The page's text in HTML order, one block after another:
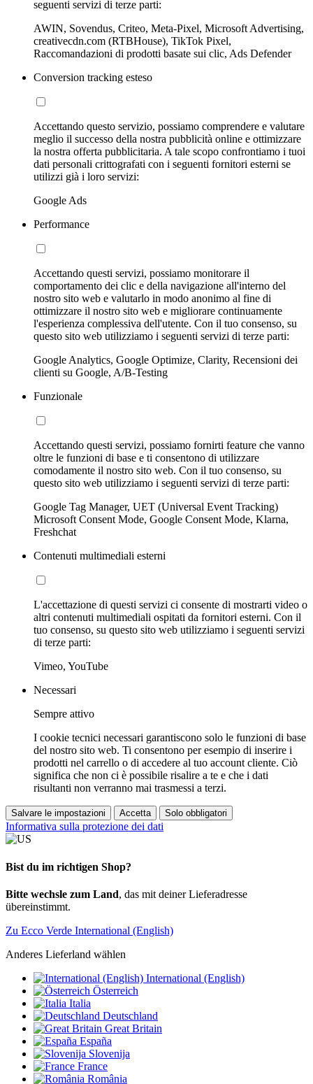
seguenti servizi di terze parti:
AWIN, Sovendus, Criteo, Meta-Pixel, Microsoft Advertising,
creativecdn.com (RTBHouse), TikTok Pixel,
Raccomandazioni di prodotti basate sui clic, Ads Defender
Conversion tracking esteso
Accettando questo servizio, possiamo comprendere e valutare
meglio il successo della nostra pubblicità online e ottimizzare
la nostra offerta pubblicitaria. A tale scopo confrontiamo i tuoi
dati personali crittografati con i seguenti fornitori esterni se
utilizzi già i loro servizi:
Google Ads
Performance
Accettando questi servizi, possiamo monitorare il
comportamento dei clic e della navigazione all'interno del
nostro sito web e valutarlo in modo anonimo al fine di
ottimizzare il nostro sito web e migliorare continuamente
l'esperienza complessiva dell'utente. Con il tuo consenso, su
questo sito web utilizziamo i seguenti servizi di terze parti:
Google Analytics, Google Optimize, Clarity, Recensioni dei
clienti su Google, A/B-Testing
Funzionale
Accettando questi servizi, possiamo fornirti feature che vanno
oltre le funzioni di base e ti consentono di utilizzare
comodamente il nostro sito web. Con il tuo consenso, su
questo sito web utilizziamo i seguenti servizi di terze parti:
Google Tag Manager, UET (Universal Event Tracking)
Microsoft Consent Mode, Google Consent Mode, Klarna,
Freshchat
Contenuti multimediali esterni
L'accettazione di questi servizi ci consente di mostrarti video o
altri contenuti multimediali ospitati da fornitori esterni. Con il
tuo consenso, su questo sito web utilizziamo i seguenti servizi
di terze parti:
Vimeo, YouTube
Necessari
Sempre attivo
I cookie tecnici necessari garantiscono solo le funzioni di base
del nostro sito web. Ti consentono per esempio di inserire i
prodotti nel carrello o di accedere al tuo account cliente. Ciò
significa che non ci è possibile risalire a te e che i dati
risultanti non verranno mai trasmessi a terzi.
Salvare le impostazioni Accetta Solo obbligatori
Informativa sulla protezione dei dati
Bist du im richtigen Shop?
Bitte wechsle zum Land, das mit deiner Lieferadresse
übereinstimmt.
Zu Ecco Verde International (English)
Anderes Lieferland wählen
International (English)
Österreich
Italia
Deutschland
Great Britain
España
Slovenija
France
România